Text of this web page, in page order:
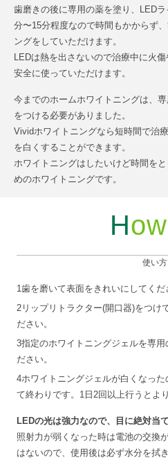
歯磨きの後に専用の薬を塗り、LED
分〜15分程度なので時間もかからず
ングをしていただけます。
LEDは熱を出さないので治療中に火
安全に使っていただけます。
今までのホームホワイトニングは、
をつける必要がありました。
Vividホワイトニングなら短時間で治
を白くすることができます。
ホワイトニングはしたいけど時間を
めのホワイトニングです。
使い方
1歯を磨いて表面をきれいにしてくだ
2 リップリトラクター(開口器)をつけ
ださい。
3指定のホワイトニングジェルを専用
ださい。
4ホワイトニングジェルが白くなっ
て終わりです。1日2回以上行うとよ
LEDの光は強力なので、目に絶対当
照射力が弱くなった時は電池の交換
はないので、使用後は必ず水分を拭